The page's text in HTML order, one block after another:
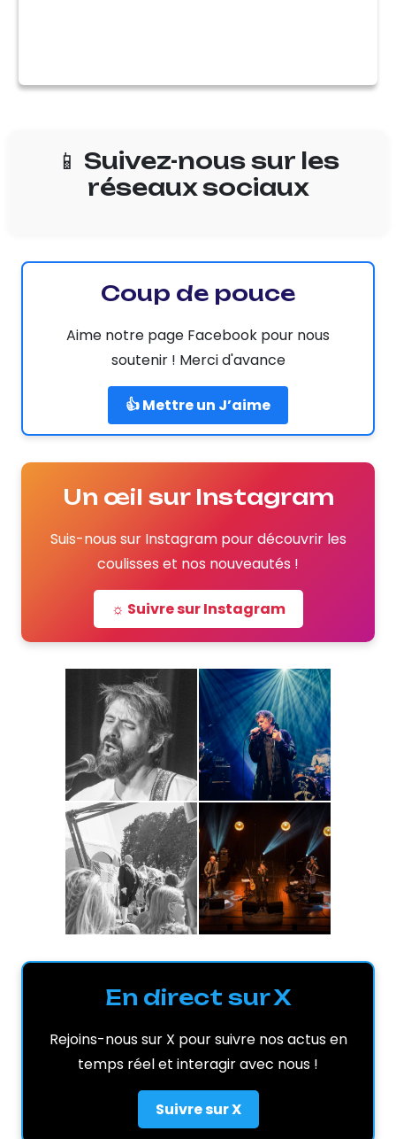
📱 Suivez-nous sur les
réseaux sociaux
Coup de pouce
Aime notre page Facebook pour nous
soutenir ! Merci d'avance
👍 Mettre un J’aime
Un œil sur Instagram
Suis-nous sur Instagram pour découvrir les
coulisses et nos nouveautés !
☼ Suivre sur Instagram
En direct sur X
Rejoins-nous sur X pour suivre nos actus en
temps réel et interagir avec nous !
Suivre sur X